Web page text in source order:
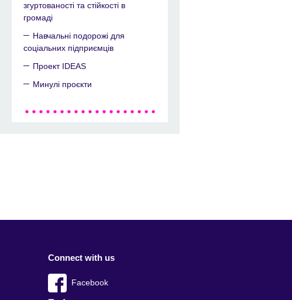
згуртованості та стійкості в
громаді
Навчальні подорожі для
соціальних підприємців
Проект IDEAS
Минулі проєкти
Connect with us
Facebook